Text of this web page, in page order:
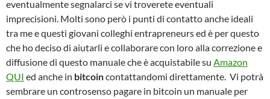
eventualmente segnalarci se vi troverete eventuali
imprecisioni. Molti sono però i punti di contatto anche ideali
tra me e questi giovani colleghi entrapreneurs ed è per questo
che ho deciso di aiutarli e collaborare con loro alla correzione e
diffusione di questo manuale che è acquistabile su Amazon
QUI ed anche in bitcoincontattandomi direttamente. Vi potrà
sembrare un controsenso pagare in bitcoin un manuale per